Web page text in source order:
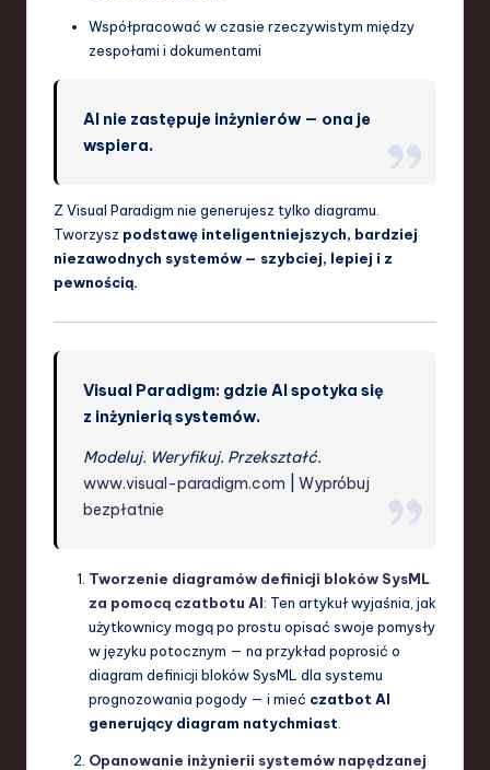
Współpracować w czasie rzeczywistym między
zespołami i dokumentami
AI nie zastępuje inżynierów — ona je
wspiera.
Z Visual Paradigm nie generujesz tylko diagramu.
Tworzysz podstawę inteligentniejszych, bardziej
niezawodnych systemów — szybciej, lepiej i z
pewnością.
Visual Paradigm: gdzie AI spotyka się
z inżynierią systemów.
Modeluj. Weryfikuj. Przekształć.
www.visual-paradigm.com |Wypróbuj
bezpłatnie
Tworzenie diagramów definicji bloków SysML
za pomocą czatbotu AI: Ten artykuł wyjaśnia, jak
użytkownicy mogą po prostu opisać swoje pomysły
w języku potocznym — na przykład poprosić o
diagram definicji bloków SysML dla systemu
prognozowania pogody — i mieć czatbot AI
generujący diagram natychmiast
Opanowanie inżynierii systemów napędzanej